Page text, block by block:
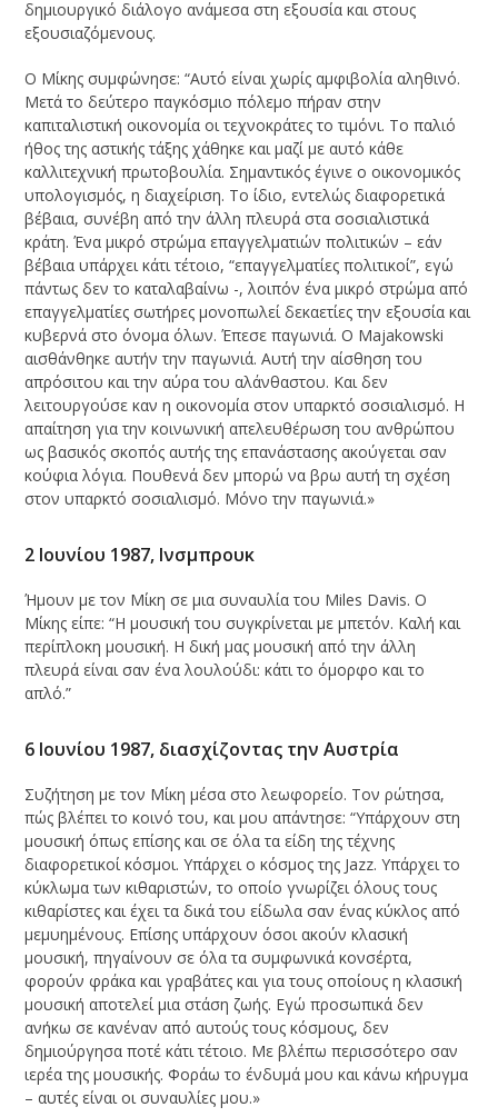
δημιουργικό διάλογο ανάμεσα στη εξουσία και στους
εξουσιαζόμενους.
Ο Μίκης συμφώνησε: “Αυτό είναι χωρίς αμφιβολία αληθινό.
Μετά το δεύτερο παγκόσμιο πόλεμο πήραν στην
καπιταλιστική οικονομία οι τεχνοκράτες το τιμόνι. Το παλιό
ήθος της αστικής τάξης χάθηκε και μαζί με αυτό κάθε
καλλιτεχνική πρωτοβουλία. Σημαντικός έγινε ο οικονομικός
υπολογισμός, η διαχείριση. Το ίδιο, εντελώς διαφορετικά
βέβαια, συνέβη από την άλλη πλευρά στα σοσιαλιστικά
κράτη. Ένα μικρό στρώμα επαγγελματιών πολιτικών – εάν
βέβαια υπάρχει κάτι τέτοιο, “επαγγελματίες πολιτικοί”, εγώ
πάντως δεν το καταλαβαίνω -, λοιπόν ένα μικρό στρώμα από
επαγγελματίες σωτήρες μονοπωλεί δεκαετίες την εξουσία και
κυβερνά στο όνομα όλων. Έπεσε παγωνιά. Ο Majakowski
αισθάνθηκε αυτήν την παγωνιά. Αυτή την αίσθηση του
απρόσιτου και την αύρα του αλάνθαστου. Και δεν
λειτουργούσε καν η οικονομία στον υπαρκτό σοσιαλισμό. Η
απαίτηση για την κοινωνική απελευθέρωση του ανθρώπου
ως βασικός σκοπός αυτής της επανάστασης ακούγεται σαν
κούφια λόγια. Πουθενά δεν μπορώ να βρω αυτή τη σχέση
στον υπαρκτό σοσιαλισμό. Μόνο την παγωνιά.»
2 Ιουνίου 1987, Ινσμπρουκ
Ήμουν με τον Μίκη σε μια συναυλία του Miles Davis. Ο
Μίκης είπε: “Η μουσική του συγκρίνεται με μπετόν. Καλή και
περίπλοκη μουσική. Η δική μας μουσική από την άλλη
πλευρά είναι σαν ένα λουλούδι: κάτι το όμορφο και το
απλό.”
6 Ιουνίου 1987, διασχίζοντας την Αυστρία
Συζήτηση με τον Μίκη μέσα στο λεωφορείο. Τον ρώτησα,
πώς βλέπει το κοινό του, και μου απάντησε: “Υπάρχουν στη
μουσική όπως επίσης και σε όλα τα είδη της τέχνης
διαφορετικοί κόσμοι. Υπάρχει ο κόσμος της Jazz. Υπάρχει το
κύκλωμα των κιθαριστών, το οποίο γνωρίζει όλους τους
κιθαρίστες και έχει τα δικά του είδωλα σαν ένας κύκλος από
μεμυημένους. Επίσης υπάρχουν όσοι ακούν κλασική
μουσική, πηγαίνουν σε όλα τα συμφωνικά κονσέρτα,
φορούν φράκα και γραβάτες και για τους οποίους η κλασική
μουσική αποτελεί μια στάση ζωής. Εγώ προσωπικά δεν
ανήκω σε κανέναν από αυτούς τους κόσμους, δεν
δημιούργησα ποτέ κάτι τέτοιο. Με βλέπω περισσότερο σαν
ιερέα της μουσικής. Φοράω το ένδυμά μου και κάνω κήρυγμα
– αυτές είναι οι συναυλίες μου.»